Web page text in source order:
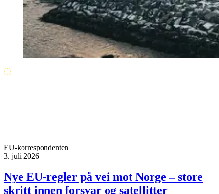
EU-korrespondenten
3. juli 2026
Nye EU-regler på vei mot Norge – store
skritt innen forsvar og satellitter